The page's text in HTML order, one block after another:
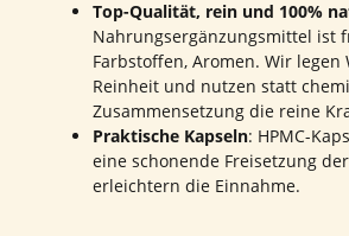
Top-Qualität, rein und 100%
Nahrungsergänzungsmittel ist
Farbstoffen, Aromen. Wir
Reinheit und nutzen statt
Zusammensetzung die reine
Praktische Kapseln: HPMC-
eine schonende Freisetzung
erleichtern die Einnahme.